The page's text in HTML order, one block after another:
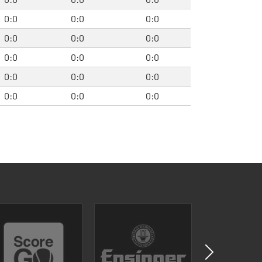
0:0
0:0
0:0
0:0
0:0
0:0
0:0
0:0
0:0
0:0
0:0
0:0
0:0
0:0 0:0